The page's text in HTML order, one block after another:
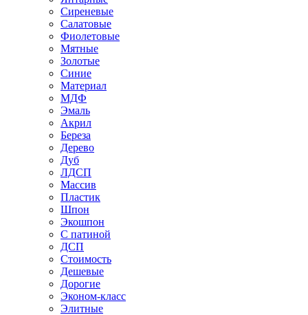
Сиреневые
Салатовые
Фиолетовые
Мятные
Золотые
Синие
Материал
МДФ
Эмаль
Акрил
Береза
Дерево
Дуб
ЛДСП
Массив
Пластик
Шпон
Экошпон
С патиной
ДСП
Стоимость
Дешевые
Дорогие
Эконом-класс
Элитные